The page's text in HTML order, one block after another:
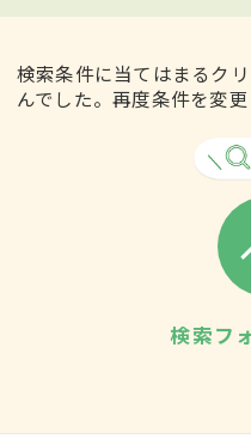
検索条件に当てはまるク
んでした。再度条件を変
検索フ